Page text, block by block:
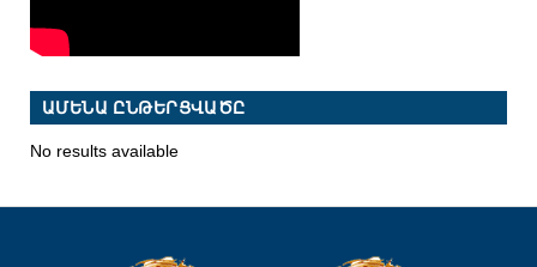
ԱՄԵՆԱ ԸՆԹԵՐՑՎԱԾԸ
No results available